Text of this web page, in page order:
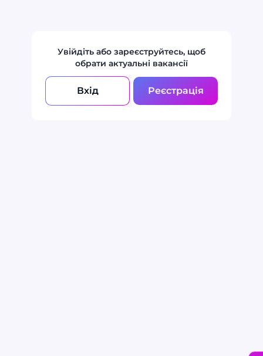
Увійдіть або зареєструйтесь, щоб
обрати актуальні вакансії
Вхід Реєстрація